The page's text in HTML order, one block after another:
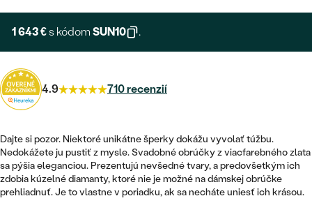
BEZ KAMEŇA
VYKROJENÉ
VINTAGE
NETRADIČNÉ
TEPANÉ
VINTAGE
SET ZÁSNUBNÉHO PRSTEŇA A
OBRÚČOK
NETRADIČNÉ
ZOSTAVTE SI PRSTEŇ
ZAČAŤ S PRSTEŇOM
NÁUŠNICE
PRÍVESKY
SETY
PÁNSKE ŠPERKY
NAPICHOVACIE
MINIMALISTICKÉ
VISIACE
SOLITÉR
V TVARE SRDCA
PODĽA ŠTÝLU
NARODENIE DIEŤAŤA
SO ZNAMENÍM ZVEROKRUHU
MINIMALISTICKÉ
STRIEBORNÉ
PLATINOVÉ
PODĽA ŠTÝLU
ETERNITY
MINIMALISTICKÉ
1 643 €s kódom SUN10 .
4.9 710 recenzií
Dajte si pozor. Niektoré unikátne šperky dokážu vyvolať túžbu.
Nedokážete ju pustiť z mysle. Svadobné obrúčky z viacfarebného zlata
sa pýšia eleganciou. Prezentujú nevšedné tvary, a predovšetkým ich
zdobia kúzelné diamanty, ktoré nie je možné na dámskej obrúčke
prehliadnuť. Je to vlastne v poriadku, ak sa necháte uniesť ich krásou.